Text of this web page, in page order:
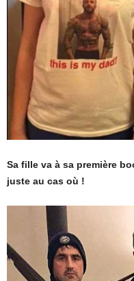
Sa fille va à sa première
juste au cas où !